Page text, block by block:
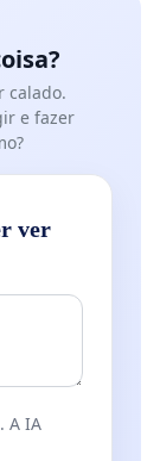
calado.
e fazer
ver
A IA